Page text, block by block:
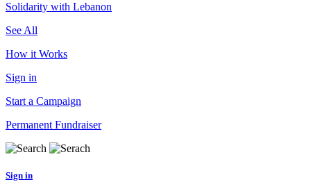
Solidarity with Lebanon
See All
How it Works
Sign in
Start a Campaign
Permanent Fundraiser
Sign in